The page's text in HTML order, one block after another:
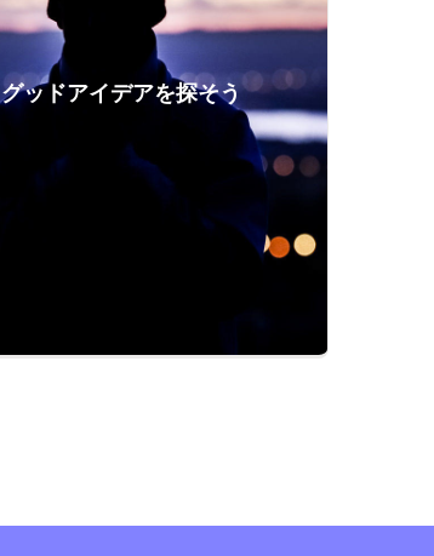
グッドアイデアを探そう